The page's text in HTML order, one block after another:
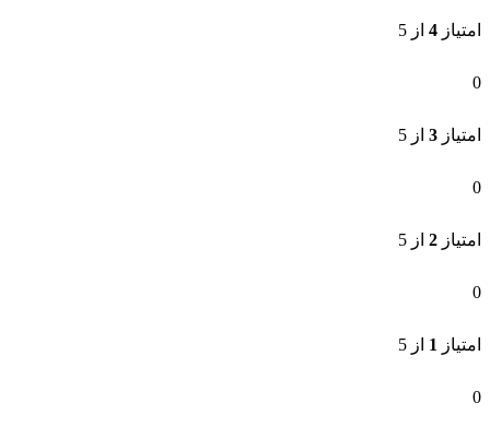
امتیاز 4 از 5
0
امتیاز 3 از 5
0
امتیاز 2 از 5
0
امتیاز 1 از 5
0